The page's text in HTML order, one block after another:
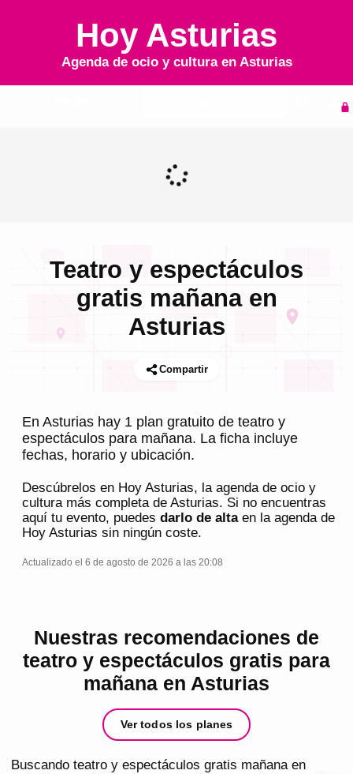
Hoy Asturias
Agenda de ocio y cultura en Asturias
Teatro y espectáculos
gratis mañana en
Asturias
Compartir
En Asturias hay 1 plan gratuito de teatro y
espectáculos para mañana. La ficha incluye
fechas, horario y ubicación.
Descúbrelos en Hoy Asturias, la agenda de ocio y
cultura más completa de Asturias. Si no encuentras
aquí tu evento, puedes darlo de altaen la agenda de
Hoy Asturias sin ningún coste.
Actualizado el 6 de agosto de 2026 a las 20:08
Nuestras recomendaciones de
teatro y espectáculos gratis para
mañana en Asturias
Ver todos los planes
Buscando teatro y espectáculos gratis mañana en